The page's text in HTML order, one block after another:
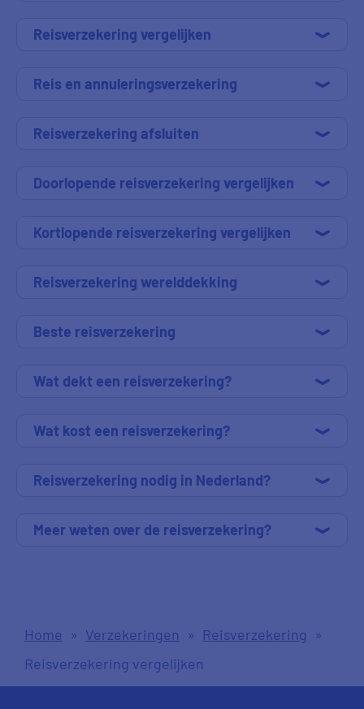
Reisverzekering vergelijken
Reis en annuleringsverzekering
Reisverzekering afsluiten
Doorlopende reisverzekering vergelijken
Kortlopende reisverzekering vergelijken
Reisverzekering werelddekking
Beste reisverzekering
Wat dekt een reisverzekering?
Wat kost een reisverzekering?
Reisverzekering nodig in Nederland?
Meer weten over de reisverzekering?
Home » Verzekeringen » Reisverzekering »
Reisverzekering vergelijken